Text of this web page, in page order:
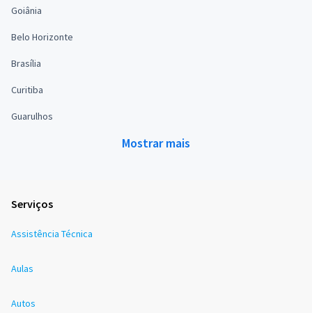
Goiânia
Belo Horizonte
Brasília
Curitiba
Guarulhos
Mostrar mais
Serviços
Assistência Técnica
Aulas
Autos